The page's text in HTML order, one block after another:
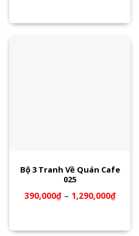
Bộ 3 Tranh Về Quán Cafe
025
390,000₫– 1,290,000₫